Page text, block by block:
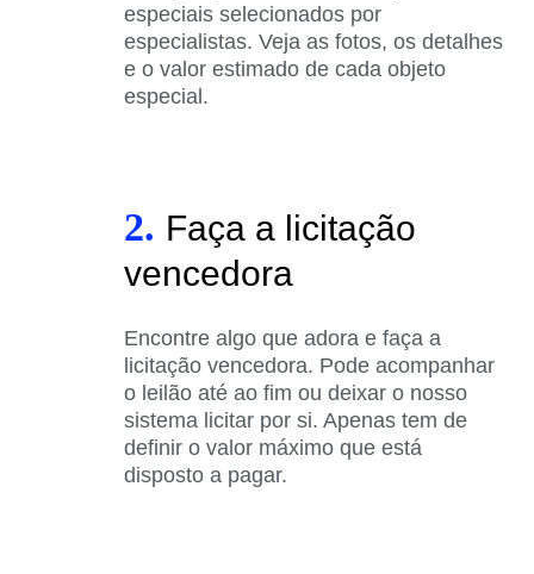
especiais selecionados por
especialistas. Veja as fotos, os detalhes
e o valor estimado de cada objeto
especial.
2. Faça a licitação
vencedora
Encontre algo que adora e faça a
licitação vencedora. Pode acompanhar
o leilão até ao fim ou deixar o nosso
sistema licitar por si. Apenas tem de
definir o valor máximo que está
disposto a pagar.